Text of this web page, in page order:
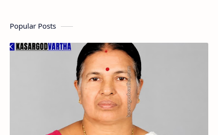
Popular Posts